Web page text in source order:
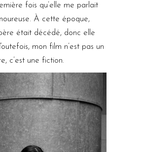
fois qu’elle me parlait
À cette époque,
était décédé, donc elle
mon film n’est pas un
c’est une fiction.